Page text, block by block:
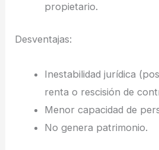
propietario.
Desventajas:
Inestabilidad jurídica
renta o rescisión de
Menor capacidad de
No genera patrimonio.